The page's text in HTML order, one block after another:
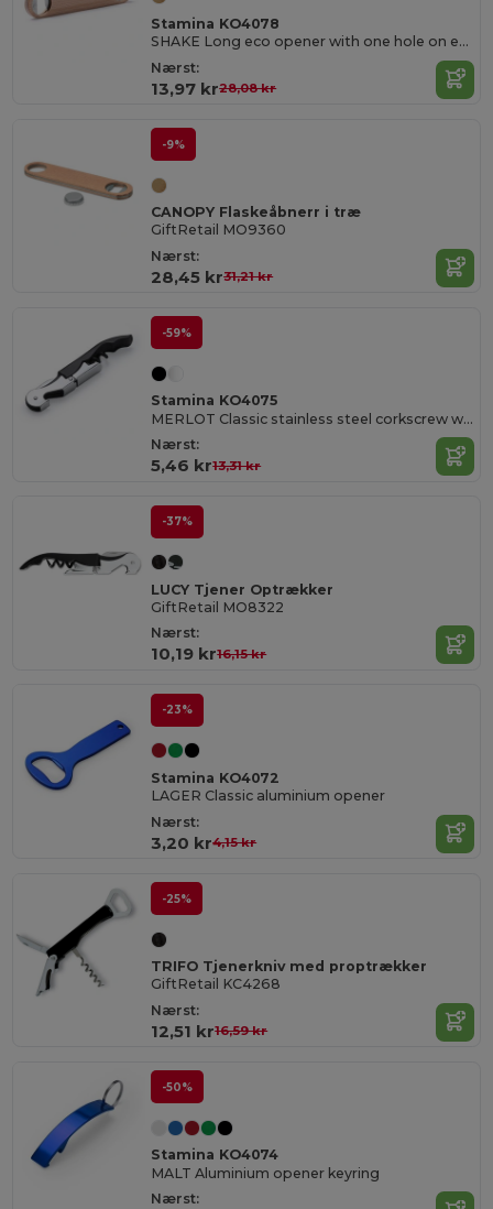
Stamina KO4078
SHAKE Long eco opener with one hole on each end
Nærst:
13,97 kr28,08 kr
-9%
CANOPY Flaskeåbnerr i træ
GiftRetail MO9360
Nærst:
28,45 kr31,21 kr
-59%
Stamina KO4075
MERLOT Classic stainless steel corkscrew with double lever
Nærst:
5,46 kr13,31 kr
-37%
LUCY Tjener Optrækker
GiftRetail MO8322
Nærst:
10,19 kr16,15 kr
-23%
Stamina KO4072
LAGER Classic aluminium opener
Nærst:
3,20 kr4,15 kr
-25%
TRIFO Tjenerkniv med proptrækker
GiftRetail KC4268
Nærst:
12,51 kr16,59 kr
-50%
Stamina KO4074
MALT Aluminium opener keyring
Nærst: